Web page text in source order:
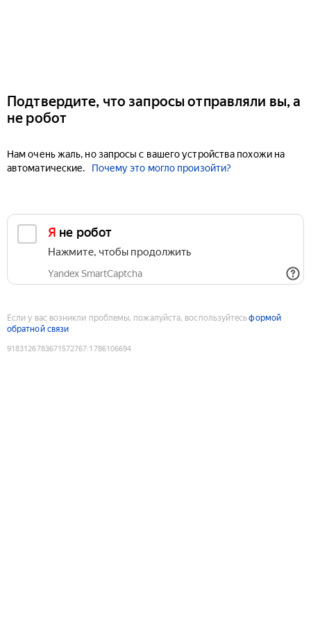
Подтвердите, что запросы отправляли вы, а
не робот
Нам очень жаль, но запросы с вашего устройства похожи на
автоматические.
Почему это могло произойти?
Я не робот
Нажмите, чтобы продолжить
Yandex SmartCaptcha
Если у вас возникли проблемы, пожалуйста, воспользуйтесьформой
обратной связи
9183126783671572767:1786106694